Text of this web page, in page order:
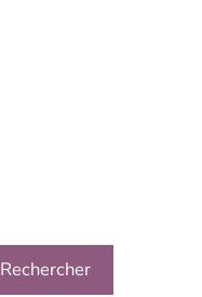
Rechercher